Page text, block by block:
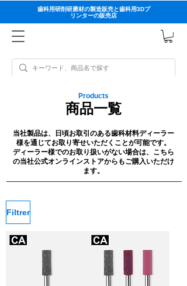
歯科用研削研磨材の製造販売と歯科用3Dプ
リンターの販売店
Products
商品一覧
当社製品は、日頃お取引のある歯科材料ディーラー
様を通じてお取り寄せいただくことが可能です。
ディーラー様でのお取り扱いがない場合は、こちら
の当社公式オンラインストアからもご購入いただけ
ます。
Filtrer